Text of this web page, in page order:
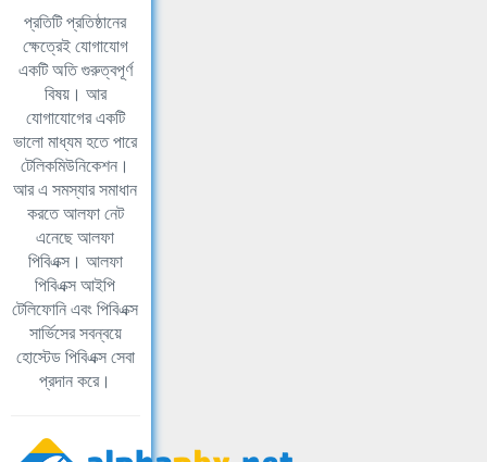
প্রতিটি প্রতিষ্ঠানের
ক্ষেত্রেই যোগাযোগ
একটি অতি গুরুত্বপূর্ণ
বিষয়। আর
যোগাযোগের একটি
ভালো মাধ্যম হতে পারে
টেলিকমিউনিকেশন।
আর এ সমস্যার সমাধান
করতে আলফা নেট
এনেছে আলফা
পিবিএক্স। আলফা
পিবিএক্স আইপি
টেলিফোনি এবং পিবিএক্স
সার্ভিসের সবন্বয়ে
হোস্টেড পিবিএক্স সেবা
প্রদান করে।